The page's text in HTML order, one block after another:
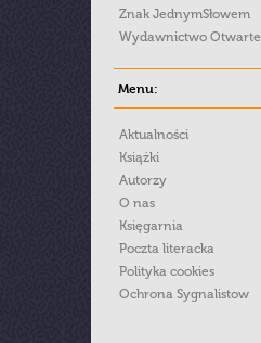
Znak JednymSłowem
Wydawnictwo Otwarte
Menu:
Aktualności
Książki
Autorzy
O nas
Księgarnia
Poczta literacka
Polityka cookies
Ochrona Sygnalistow